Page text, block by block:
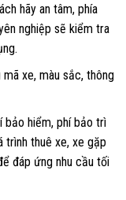
hãy an tâm, phía
nghiệp sẽ kiểm tra
xe, màu sắc, thông
bảo hiểm, phí bảo trì
trình thuê xe, xe gặp
đáp ứng nhu cầu tối